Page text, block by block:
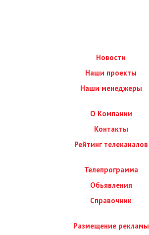
Новости
Наши проекты
Наши менеджеры
О Компании
Контакты
Рейтинг телеканалов
Телепрограмма
Обьявления
Справочник
Размещение рекламы